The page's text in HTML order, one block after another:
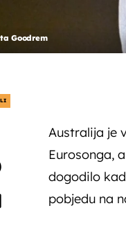
Goodrem
Australija je
Eurosonga,
dogodilo
pobjedu na